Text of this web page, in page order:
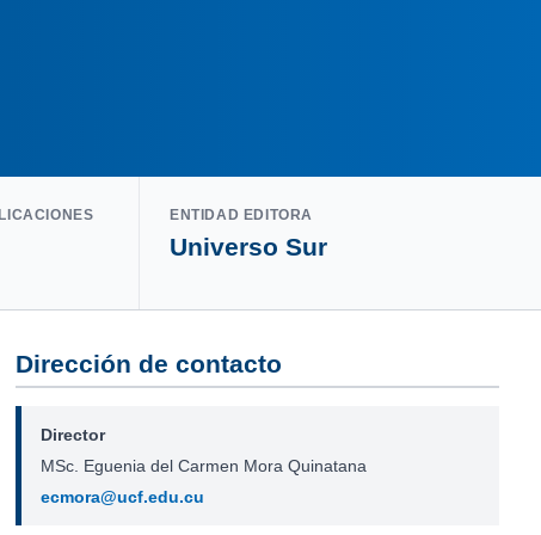
ENTIDAD EDITORA
Universo Sur
Dirección de contacto
Director
MSc. Eguenia del Carmen Mora Quinatana
ecmora@ucf.edu.cu